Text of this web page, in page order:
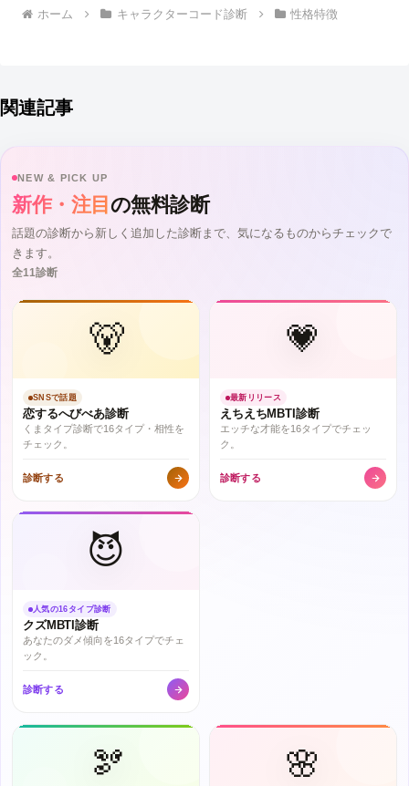
ホーム キャラクターコード診断 性格特徴
関連記事
NEW & PICK UP
新作・注目 の無料診断
話題の診断から新しく追加した診断まで、気になるものからチェックで
きます。
全11診断
🐻
SNSで話題
恋するへびべあ診断
くまタイプ診断で16タイプ・相性を
チェック。
診断する
💗
最新リリース
えちえちMBTI診断
エッチな才能を16タイプでチェッ
ク。
診断する
😈
人気の16タイプ診断
クズMBTI診断
あなたのダメ傾向を16タイプでチェ
ック。
診断する
🫘 🌸